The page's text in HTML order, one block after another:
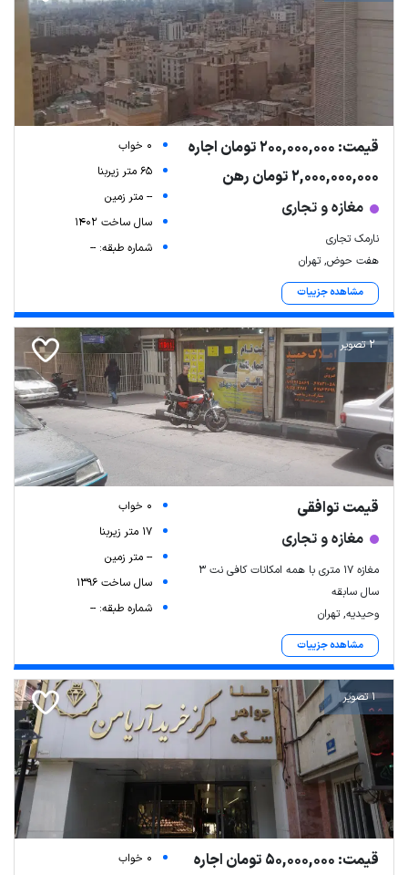
Leaflet| Map data ©ariamarz.com
قیمت: 200,000,000 تومان اجاره
2,000,000,000 تومان رهن
مغازه و تجاری
نارمک تجاری
هفت حوض, تهران
مشاهده جزییات
0 خواب
65 متر زیربنا
-- متر زمین
سال ساخت 1402
شماره طبقه: --
2 تصویر
قیمت توافقی
مغازه و تجاری
مغازه ۱۷ متری با همه امکانات کافی نت ۳
سال سابقه
وحیدیه, تهران
مشاهده جزییات
0 خواب
17 متر زیربنا
-- متر زمین
سال ساخت 1396
شماره طبقه: --
1 تصویر
قیمت: 50,000,000 تومان اجاره
0 خواب